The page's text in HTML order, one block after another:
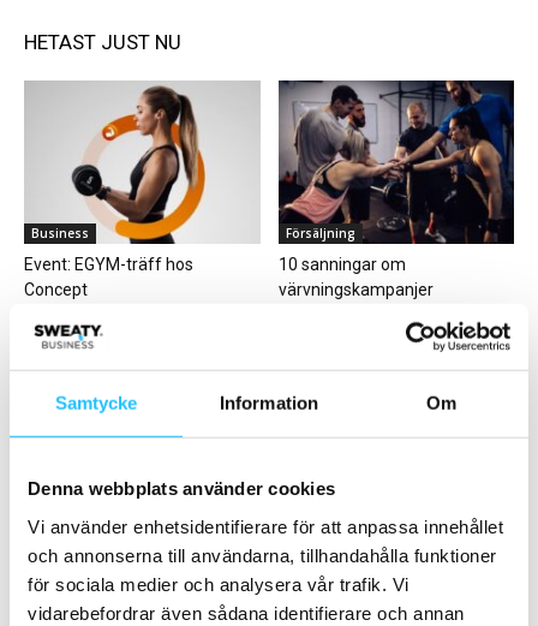
Samtycke Information Om
Denna webbplats använder cookies
Vi använder enhetsidentifierare för att anpassa innehållet
och annonserna till användarna, tillhandahålla funktioner
för sociala medier och analysera vår trafik. Vi
vidarebefordrar även sådana identifierare och annan
HETAST JUST NU
Business
Event: EGYM-träff hos
Concept
Försäljning
10 sanningar om
värvningskampanjer
Gym
Hyperice
Digitalt
erbjudandet under 2021